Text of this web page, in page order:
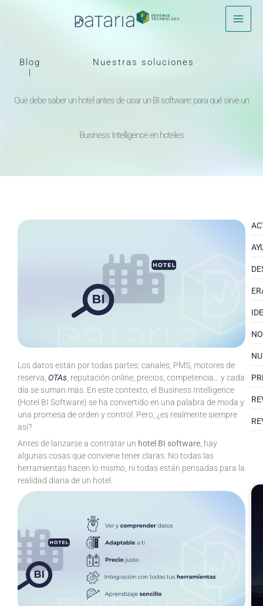
Blog
|
Nuestras soluciones
Qué debe saber un hotel antes de usar un BI software: para qué sirve un
Business Intelligence en hoteles
Los datos están por todas partes: canales, PMS, motores de
reserva, OTAs, reputación online, precios, competencia… y cada
día se suman más. En este contexto, el Business Intelligence
(Hotel BI Software) se ha convertido en una palabra de moda y
una promesa de orden y control. Pero, ¿es realmente siempre
así?
Antes de lanzarse a contratar un hotel BI software, hay
algunas cosas que conviene tener claras. No todas las
herramientas hacen lo mismo, ni todas están pensadas para la
realidad diaria de un hotel.